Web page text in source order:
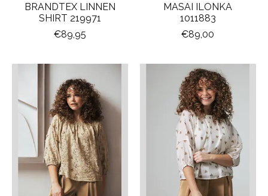
BRANDTEX LINNEN
SHIRT 219971
€89,95
MASAI ILONKA
1011883
€89,00